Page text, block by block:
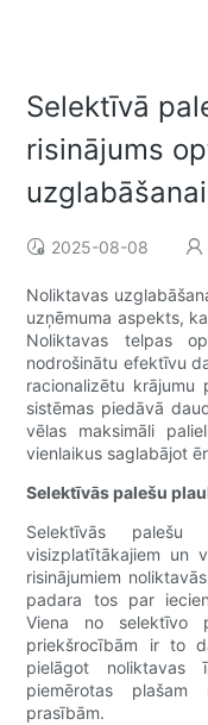
Selektīvā
risinājums
uzglabāšanai
2025-08-08
Noliktavas
uzņēmuma aspekts,
Noliktavas telpas
nodrošinātu efektīvu
racionalizētu krājumu
sistēmas piedāvā
vēlas maksimāli
vienlaikus saglabājot
Selektīvās palešu
Selektīvās
visizplatītākajiem un
risinājumiem
padara tos par
Viena no selektīvo
priekšrocībām ir to
pielāgot noliktavas
piemērotas plašam
prasībām.